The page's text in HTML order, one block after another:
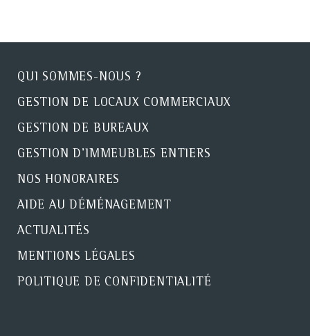
QUI SOMMES-NOUS ?
GESTION DE LOCAUX COMMERCIAUX
GESTION DE BUREAUX
GESTION D'IMMEUBLES ENTIERS
NOS HONORAIRES
AIDE AU DÉMÉNAGEMENT
ACTUALITÉS
MENTIONS LÉGALES
POLITIQUE DE CONFIDENTIALITÉ